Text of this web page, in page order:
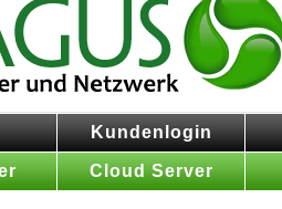
Kundenlogin
Cloud Server